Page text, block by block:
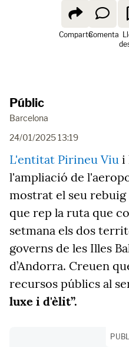
ComparteComenta
Públic
Barcelona
24/01/2025 13:19
L'entitat Pirineu Viu i
l'ampliació de
mostrat el seu rebuig
que rep la ruta que
setmana els dos
governs de les Illes
d’Andorra. Creuen
recursos públics al
luxe i d'èlit”.